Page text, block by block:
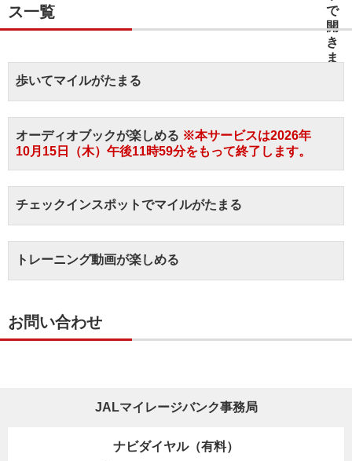
ス一覧
歩いてマイルがたまる
オーディオブックが楽しめる ※本サービスは2026年
10月15日（木）午後11時59分をもって終了します。
チェックインスポットでマイルがたまる
トレーニング動画が楽しめる
お問い合わせ
JALマイレージバンク事務局
ナビダイヤル（有料）